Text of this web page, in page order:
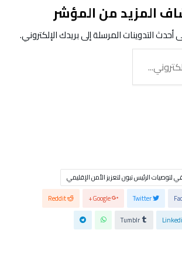
المزيد من المؤشر
التدوينات المرسلة إلى بريدك الإلكتروني.
لتوصيات الرئيس تبون لتعزيز الأمن الإقليمي
Twitter
Google+
Reddit
Tumblr